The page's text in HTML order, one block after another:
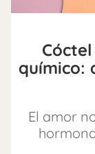
químico:
El amor